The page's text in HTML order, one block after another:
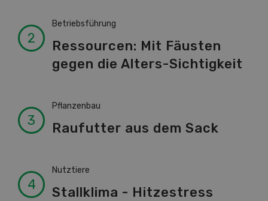
Betriebsführung
Ressourcen: Mit Fäusten
gegen die Alters-Sichtigkeit
Pflanzenbau
Raufutter aus dem Sack
Nutztiere
Stallklima - Hitzestress